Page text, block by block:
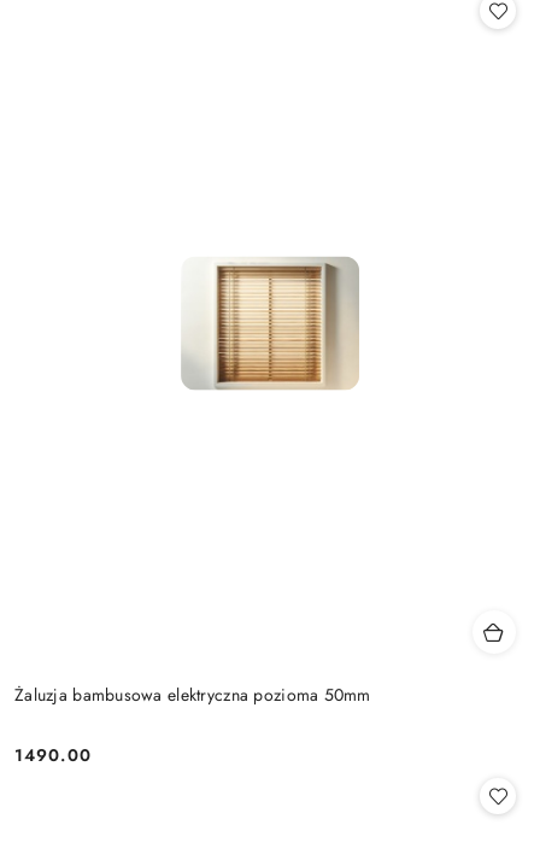
Żaluzja bambusowa elektryczna pozioma 50mm
Cena:
1490.00